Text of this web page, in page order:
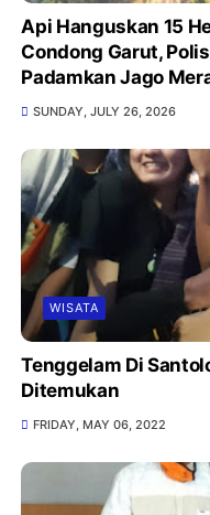
Api Hanguskan 15
Condong Garut,
Padamkan Jago
SUNDAY, JULY 26, 2026
WISATA
Tenggelam Di Santolo Bayu
Ditemukan
FRIDAY, MAY 06, 2022